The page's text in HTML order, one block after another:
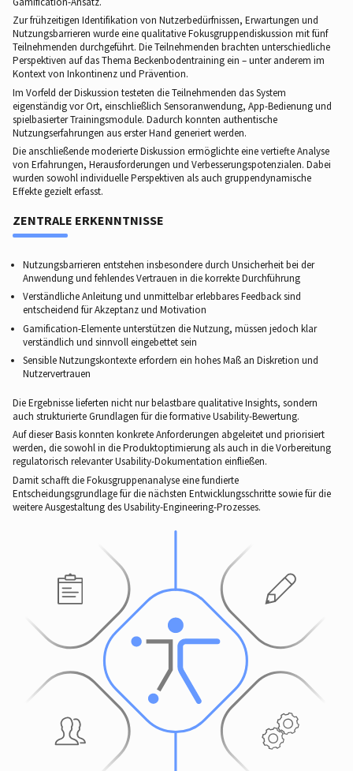
Zur frühzeitigen Identifikation von Nutzerbedürfnissen, Erwartungen und
Nutzungsbarrieren wurde eine qualitative Fokusgruppendiskussion mit fünf
Teilnehmenden durchgeführt. Die Teilnehmenden brachten unterschiedliche
Perspektiven auf das Thema Beckenbodentraining ein – unter anderem im
Kontext von Inkontinenz und Prävention.
Im Vorfeld der Diskussion testeten die Teilnehmenden das System
eigenständig vor Ort, einschließlich Sensoranwendung, App-Bedienung und
spielbasierter Trainingsmodule. Dadurch konnten authentische
Nutzungserfahrungen aus erster Hand generiert werden.
Die anschließende moderierte Diskussion ermöglichte eine vertiefte Analyse
von Erfahrungen, Herausforderungen und Verbesserungspotenzialen. Dabei
wurden sowohl individuelle Perspektiven als auch gruppendynamische
Effekte gezielt erfasst.
ZENTRALE ERKENNTNISSE
Nutzungsbarrieren entstehen insbesondere durch Unsicherheit bei der
Anwendung und fehlendes Vertrauen in die korrekte Durchführung
Verständliche Anleitung und unmittelbar erlebbares Feedback sind
entscheidend für Akzeptanz und Motivation
Gamification-Elemente unterstützen die Nutzung, müssen jedoch klar
verständlich und sinnvoll eingebettet sein
Sensible Nutzungskontexte erfordern ein hohes Maß an Diskretion und
Nutzervertrauen
Die Ergebnisse lieferten nicht nur belastbare qualitative Insights, sondern
auch strukturierte Grundlagen für die formative Usability-Bewertung.
Auf dieser Basis konnten konkrete Anforderungen abgeleitet und priorisiert
werden, die sowohl in die Produktoptimierung als auch in die Vorbereitung
regulatorisch relevanter Usability-Dokumentation einfließen.
Damit schafft die Fokusgruppenanalyse eine fundierte
Entscheidungsgrundlage für die nächsten Entwicklungsschritte sowie für die
weitere Ausgestaltung des Usability-Engineering-Prozesses.